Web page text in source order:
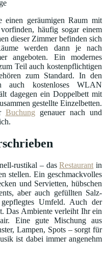
geräumigen Raum mit
häufig sogar einem
dieser Zimmer befinden sich
werden dann je nach
angeboten. Ein modernes
Teil auch kostenpflichtigen
zum Standard. In den
auch kostenloses WLAN
dagegen ein Doppelbett mit
gestellte Einzelbetten.
Buchung genauer nach und
rustikal – dasRestaurant in
stellen. Ein geschmackvolles
und Servietten, hübschen
aber auch gefüllten Salz-
Umfeld. Auch der
Das Ambiente verleiht Ihr ein
Eine gute Mischung aus
Lampen, Spots – sorgt für
ist dabei immer angenehm